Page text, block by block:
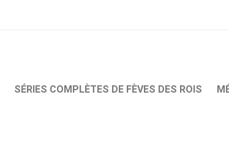
SÉRIES COMPLÈTES DE FÈVES DES ROIS